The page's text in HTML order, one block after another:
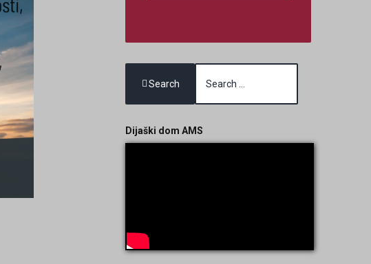
Search
Dijaški dom AMS